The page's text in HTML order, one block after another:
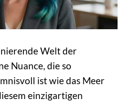
Welt der
Nuance, die so
ist wie das Meer
einzigartigen